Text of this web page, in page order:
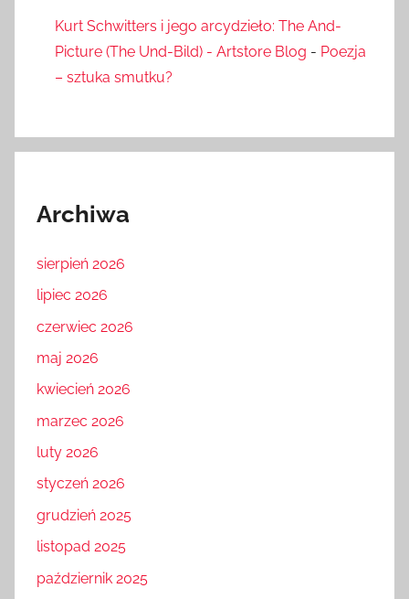
Kurt Schwitters i jego arcydzieło: The And-
Picture (The Und-Bild) - Artstore Blog - Poezja
– sztuka smutku?
Archiwa
sierpień 2026
lipiec 2026
czerwiec 2026
maj 2026
kwiecień 2026
marzec 2026
luty 2026
styczeń 2026
grudzień 2025
listopad 2025
październik 2025